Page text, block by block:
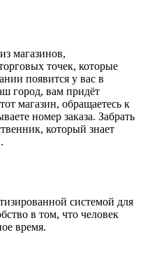
магазинов,
точек, которые
появится у вас в
город, вам придёт
магазин, обращаетесь к
номер заказа. Забрать
который знает
системой для
в том, что человек
время.